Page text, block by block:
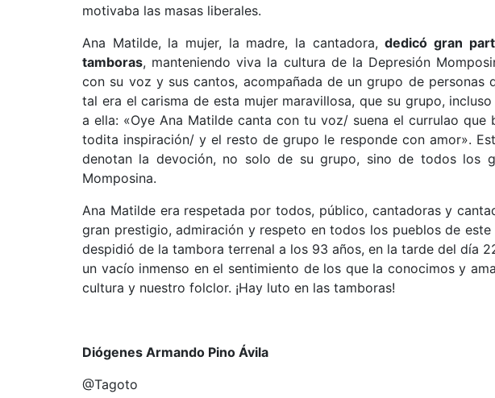
motivaba las masas liberales.
Ana Matilde, la mujer, la madre, la cantadora,dedicó gran
tamboras, manteniendo viva la cultura de la Depresión
con su voz y sus cantos, acompañada de un grupo de personas
tal era el carisma de esta mujer maravillosa, que su grupo,
a ella: «Oye Ana Matilde canta con tu voz/ suena el currulao
todita inspiración/ y el resto de grupo le responde con amor».
denotan la devoción, no solo de su grupo, sino de todos los
Momposina.
Ana Matilde era respetada por todos, público, cantadoras y
gran prestigio, admiración y respeto en todos los pueblos de este
despidió de la tambora terrenal a los 93 años, en la tarde del día
un vacío inmenso en el sentimiento de los que la conocimos y
cultura y nuestro folclor. ¡Hay luto en las tamboras!
Diógenes Armando Pino Ávila
@Tagoto